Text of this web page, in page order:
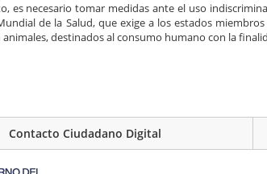
es necesario tomar medidas ante el uso
de la Salud, que exige a los estados
destinados al consumo humano con la
Contacto Ciudadano Digital